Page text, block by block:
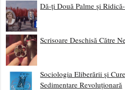
Dă-ți Două Palme și
Scrisoare Deschisă Către
Sociologia Eliberării și
Sedimentare Revoluționară